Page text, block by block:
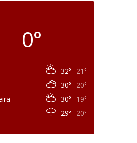
0°
32°
21°
30°
20°
30°
19°
29° 20°